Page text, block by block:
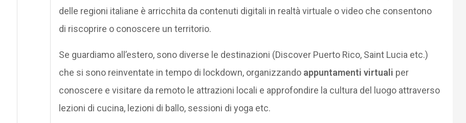
delle regioni italiane è arricchita da contenuti digitali in realtà virtuale o video che consentono
di riscoprire o conoscere un territorio.
Se guardiamo all’estero, sono diverse le destinazioni (Discover Puerto Rico, Saint Lucia etc.)
che si sono reinventate in tempo di lockdown, organizzando appuntamenti virtuali per
conoscere e visitare da remoto le attrazioni locali e approfondire la cultura del luogo attraverso
lezioni di cucina, lezioni di ballo, sessioni di yoga etc.